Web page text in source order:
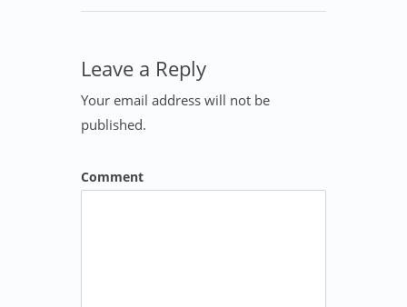
Leave a Reply
Your email address will not be
published.
Comment